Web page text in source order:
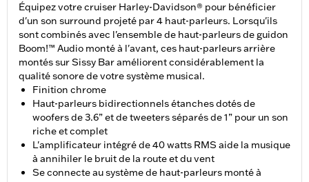
Équipez votre cruiser Harley-Davidson® pour bénéficier
d'un son surround projeté par 4 haut-parleurs. Lorsqu'ils
sont combinés avec l'ensemble de haut-parleurs de guidon
Boom!™ Audio monté à l'avant, ces haut-parleurs arrière
montés sur Sissy Bar améliorent considérablement la
qualité sonore de votre système musical.
Finition chrome
Haut-parleurs bidirectionnels étanches dotés de
woofers de 3.6” et de tweeters séparés de 1” pour un son
riche et complet
L'amplificateur intégré de 40 watts RMS aide la musique
à annihiler le bruit de la route et du vent
Se connecte au système de haut-parleurs monté à